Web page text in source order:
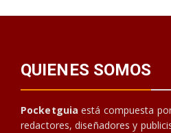
QUIENES SOMOS
Pocketguia está compuesta
redactores, diseñadores y